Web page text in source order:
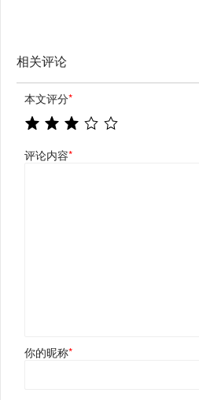
相关评论
本文评分*
评论内容*
你的昵称*